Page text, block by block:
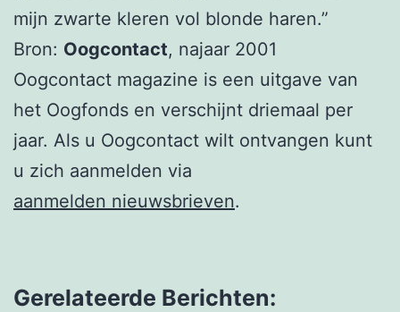
mijn zwarte kleren vol blonde haren.”
Bron: Oogcontact, najaar 2001
Oogcontact magazine is een uitgave van
het Oogfonds en verschijnt driemaal per
jaar. Als u Oogcontact wilt ontvangen kunt
u zich aanmelden via
aanmelden nieuwsbrieven.
Gerelateerde Berichten: